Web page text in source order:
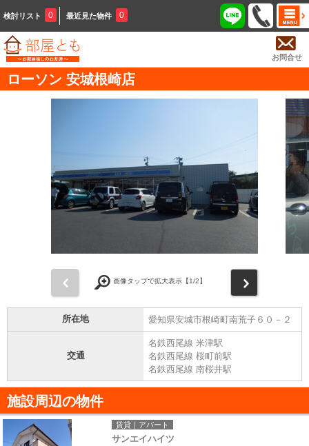
検討リスト 0 最近見た物件 0
お問合せ
ローソン 安城根崎店
画像タップで拡大表示【1/2】
所在地 愛知県安城市根崎町南荒子６０－２
交通
名鉄西尾線 米津駅
名鉄西尾線 桜町前駅
名鉄西尾線 南桜井駅
施設周辺の物件
賃貸｜アパート
サンエイハイツ